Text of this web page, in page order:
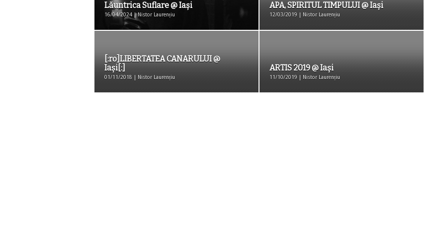
Lăuntrica Suflare @ Iaşi
16/04/2024 | Nistor Laurențiu
APA, SPIRITUL TIMPULUI @ Iași
12/03/2019 | Nistor Laurențiu
[:ro]LIBERTATEA CANARULUI @
Iași[:]
01/11/2018 | Nistor Laurențiu
ARTIS 2019 @ Iași
11/10/2019 | Nistor Laurențiu